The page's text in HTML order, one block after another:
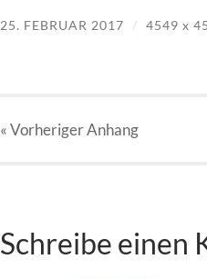
25. FEBRUAR 2017 / 4549 x
« VorherigerAnhang
Schreibe einen